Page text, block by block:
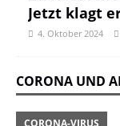
Jetzt klagt
4. Oktober 2024
CORONA UND
CORONA-VIRUS